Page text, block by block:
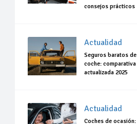
consejos prácticos
Actualidad
Seguros baratos de
coche: comparativa
actualizada 2025
Actualidad
Coches de ocasión: